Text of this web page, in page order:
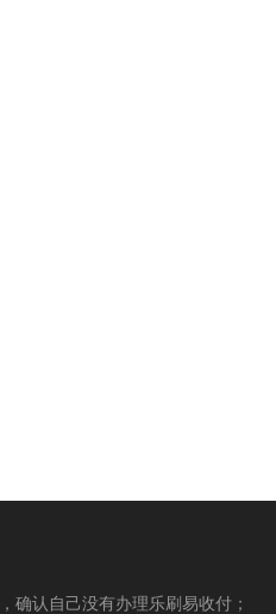
确认自己没有办理乐刷易收付；